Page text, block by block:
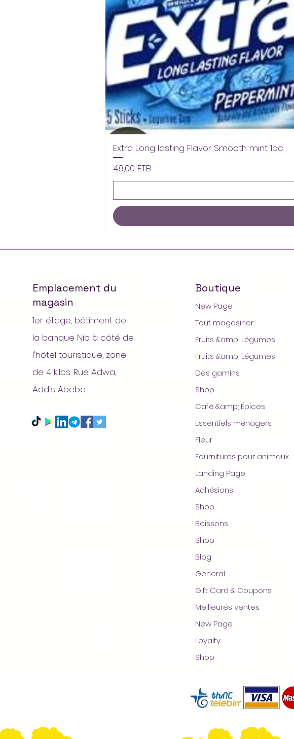
Extra Long lasting Flavor Smooth mint 1pc
Prix
48,00 ETB
Emplacement du
magasin
1er étage, bâtiment de
la banque Nib à côté de
l'hôtel touristique, zone
de 4 kilos. Rue Adwa,
Addis Abeba
Boutique
New Page
Tout magasiner
Fruits &amp; Légumes
Fruits &amp; Légumes
Des gamins
Shop
Café &amp; Épices
Essentiels ménagers
Fleur
Fournitures pour animaux
Landing Page
Adhésions
Shop
Boissons
Shop
Blog
General
Gift Card & Coupons
Meilleures ventes
New Page
Loyalty
Shop